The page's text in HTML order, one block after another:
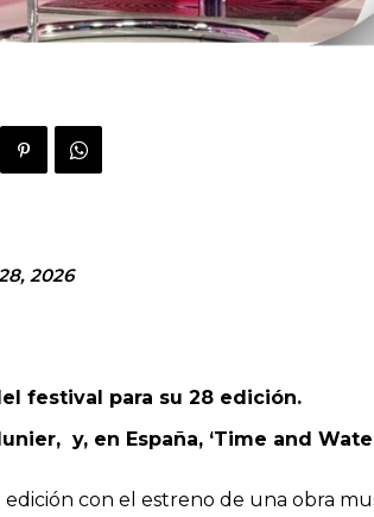
2026
festival para su 28 edición.
y, en España, ‘Time and
con el estreno de una obra